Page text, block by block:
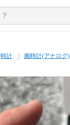
時計 腕時計(アナログ)